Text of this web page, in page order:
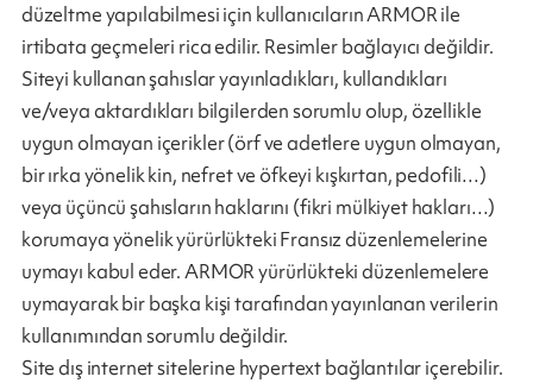
düzeltme yapılabilmesi için kullanıcıların ARMOR ile
irtibata geçmeleri rica edilir. Resimler bağlayıcı değildir.
Siteyi kullanan şahıslar yayınladıkları, kullandıkları
ve/veya aktardıkları bilgilerden sorumlu olup, özellikle
uygun olmayan içerikler (örf ve adetlere uygun olmayan,
bir ırka yönelik kin, nefret ve öfkeyi kışkırtan, pedofili…)
veya üçüncü şahısların haklarını (fikri mülkiyet hakları…)
korumaya yönelik yürürlükteki Fransız düzenlemelerine
uymayı kabul eder. ARMOR yürürlükteki düzenlemelere
uymayarak bir başka kişi tarafından yayınlanan verilerin
kullanımından sorumlu değildir.
Site dış internet sitelerine hypertext bağlantılar içerebilir.